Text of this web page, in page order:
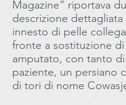
Magazine” riportava
descrizione dettagliata
innesto di pelle
fronte a sostituzione di
amputato, con tanto
paziente, un persiano
di tori di nome